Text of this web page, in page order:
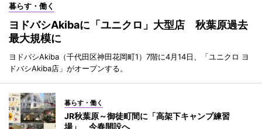
暮らす・働く
ヨドバシAkibaに「ユニクロ」大型店 秋葉原過去
最大規模に
ヨドバシAkiba（千代田区神田花岡町1）7階に4月14日、「ユニクロ ヨ
ドバシAkiba店」がオープンする。
暮らす・働く
JR秋葉原～御徒町間に「高架下キャンプ練習
場」 今春開設へ